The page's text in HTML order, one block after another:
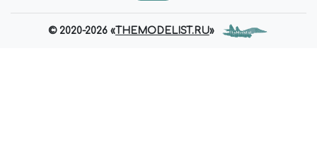
© 2020-2026 «THEMODELIST.RU»